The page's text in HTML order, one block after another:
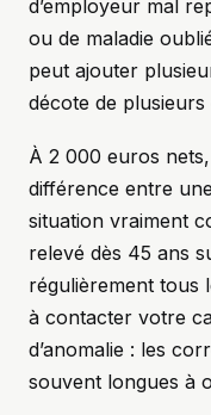
d’employeur mal
ou de maladie
peut ajouter
décote de plusieurs
À 2 000 euros
différence entre
situation vraiment
relevé dès 45 ans
régulièrement tous
à contacter votre
d’anomalie : les
souvent longues à